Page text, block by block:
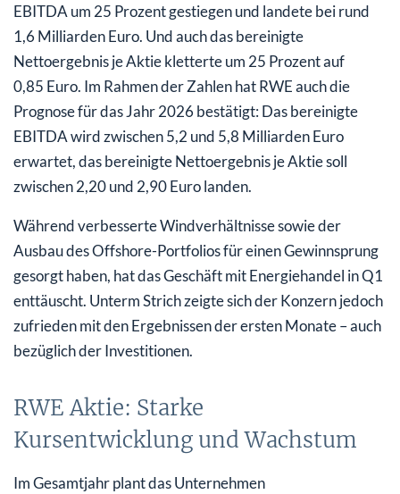
EBITDA um 25 Prozent gestiegen und landete bei rund
1,6 Milliarden Euro. Und auch das bereinigte
Nettoergebnis je Aktie kletterte um 25 Prozent auf
0,85 Euro. Im Rahmen der Zahlen hat RWE auch die
Prognose für das Jahr 2026 bestätigt: Das bereinigte
EBITDA wird zwischen 5,2 und 5,8 Milliarden Euro
erwartet, das bereinigte Nettoergebnis je Aktie soll
zwischen 2,20 und 2,90 Euro landen.
Während verbesserte Windverhältnisse sowie der
Ausbau des Offshore-Portfolios für einen Gewinnsprung
gesorgt haben, hat das Geschäft mit Energiehandel in Q1
enttäuscht. Unterm Strich zeigte sich der Konzern jedoch
zufrieden mit den Ergebnissen der ersten Monate – auch
bezüglich der Investitionen.
RWE Aktie: Starke
Kursentwicklung und Wachstum
Im Gesamtjahr plant das Unternehmen